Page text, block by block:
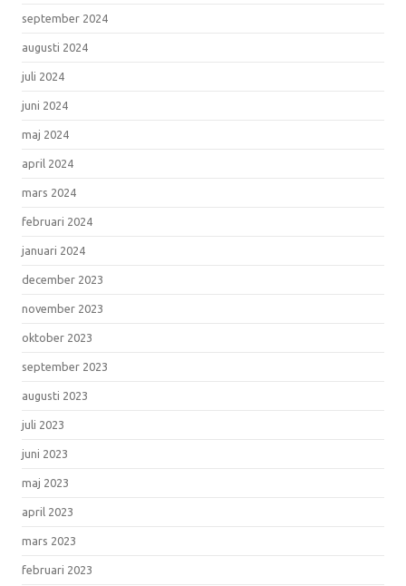
september 2024
augusti 2024
juli 2024
juni 2024
maj 2024
april 2024
mars 2024
februari 2024
januari 2024
december 2023
november 2023
oktober 2023
september 2023
augusti 2023
juli 2023
juni 2023
maj 2023
april 2023
mars 2023
februari 2023